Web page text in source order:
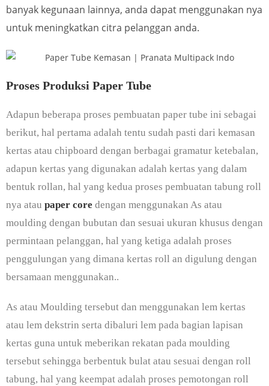
banyak kegunaan lainnya, anda dapat menggunakan nya
untuk meningkatkan citra pelanggan anda.
Proses Produksi Paper Tube
Adapun beberapa proses pembuatan paper tube ini sebagai
berikut, hal pertama adalah tentu sudah pasti dari kemasan
kertas atau chipboard dengan berbagai gramatur ketebalan,
adapun kertas yang digunakan adalah kertas yang dalam
bentuk rollan, hal yang kedua proses pembuatan tabung roll
nya atau paper core dengan menggunakan As atau
moulding dengan bubutan dan sesuai ukuran khusus dengan
permintaan pelanggan, hal yang ketiga adalah proses
penggulungan yang dimana kertas roll an digulung dengan
bersamaan menggunakan..
As atau Moulding tersebut dan menggunakan lem kertas
atau lem dekstrin serta dibaluri lem pada bagian lapisan
kertas guna untuk meberikan rekatan pada moulding
tersebut sehingga berbentuk bulat atau sesuai dengan roll
tabung, hal yang keempat adalah proses pemotongan roll